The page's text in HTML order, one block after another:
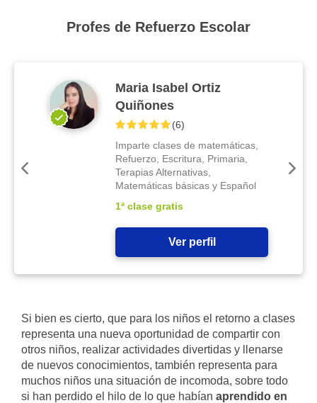
Profes de Refuerzo Escolar
Maria Isabel Ortiz
Quiñones
(6)
Imparte clases de matemáticas,
Refuerzo, Escritura, Primaria,
Terapias Alternativas,
Matemáticas básicas y Español
1ª clase gratis
Ver perfil
Si bien es cierto, que para los niños el retorno a clases
representa una nueva oportunidad de compartir con
otros niños, realizar actividades divertidas y llenarse
de nuevos conocimientos, también representa para
muchos niños una situación de incomoda, sobre todo
si han perdido el hilo de lo que habían aprendido en